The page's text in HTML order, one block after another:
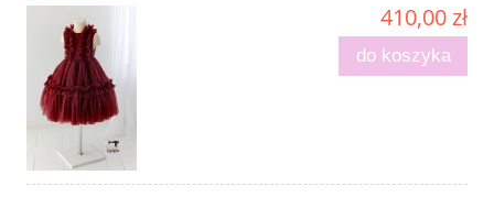
410,00 zł
do koszyka